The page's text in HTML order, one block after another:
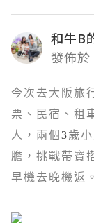
和牛B
發佈
今次去大阪旅
票、民宿、租
人，兩個 3歲
膽，挑戰帶寶
早機去晚機返。